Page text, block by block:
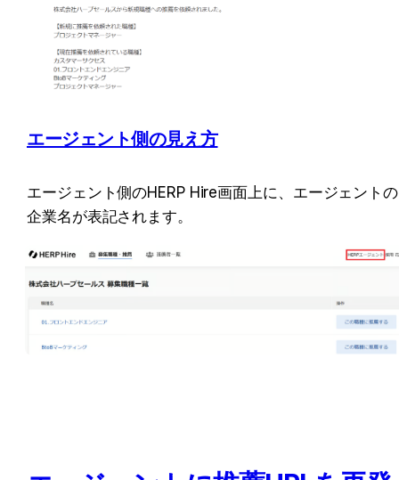
エージェント側の見え方
エージェント側のHERP Hire画面上に、エージェントの
企業名が表記されます。